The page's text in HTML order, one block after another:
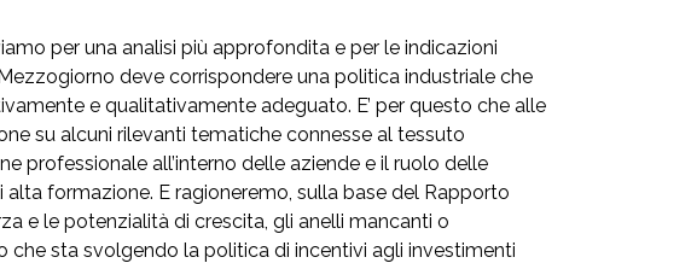
per una analisi più approfondita e per le indicazioni
deve corrispondere una politica industriale che
e qualitativamente adeguato. E’ per questo che alle
su alcuni rilevanti tematiche connesse al tessuto
professionale all’interno delle aziende e il ruolo delle
alta formazione. E ragioneremo, sulla base del Rapporto
e le potenzialità di crescita, gli anelli mancanti o
che sta svolgendo la politica di incentivi agli investimenti